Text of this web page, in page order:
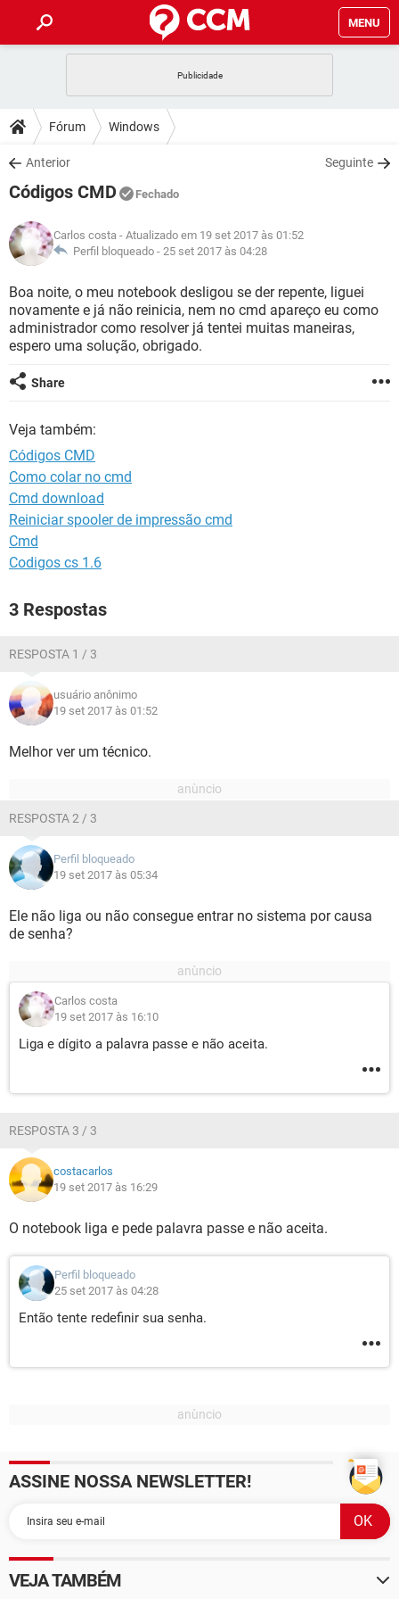
MENU
CELULAR
OUTLOOK
INSTAGRAM
GUIA DE COMPRAS
DICAS
JOGOS
INSTAGRAM GMAIL
GUIA DE COMPRAS
DOWNLOADS
JOGOS
CELULAR
OUTLOOK EXCEL
INSTAGRAM
GUIA DE COMPRAS
FÓRUM
JOGOS WHATSAPP
CELULAR
OUTLOOK EXCEL
INSTAGRAM GMAIL
GLOSSÁRIO
WHATSAPP
CELULAR FACEBOOK
OUTLOOK
INSTAGRAM
Fórum Windows
Anterior Seguinte
Códigos CMD Fechado
Carlos costa - Atualizado em 19 set 2017 às 01:52
Perfil bloqueado - 25 set 2017 às 04:28
Boa noite, o meu notebook desligou se der repente, liguei
novamente e já não reinicia, nem no cmd apareço eu como
administrador como resolver já tentei muitas maneiras,
espero uma solução, obrigado.
Share
Veja também:
Códigos CMD
Como colar no cmd
Cmd download
Reiniciar spooler de impressão cmd
Cmd
Codigos cs 1.6
3 Respostas
RESPOSTA 1 / 3
usuário anônimo
19 set 2017 às 01:52
Melhor ver um técnico.
RESPOSTA 2 / 3
Perfil bloqueado
19 set 2017 às 05:34
Ele não liga ou não consegue entrar no sistema por causa
de senha?
Carlos costa
19 set 2017 às 16:10
Liga e dígito a palavra passe e não aceita.
RESPOSTA 3 / 3
costacarlos
19 set 2017 às 16:29
O notebook liga e pede palavra passe e não aceita.
Perfil bloqueado
25 set 2017 às 04:28
Então tente redefinir sua senha.
ASSINE NOSSA NEWSLETTER!
VEJA TAMBÉM